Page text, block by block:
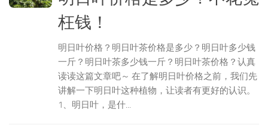
枉钱！
明日叶价格？明日叶茶价格是多少？明日叶多少钱
一斤？明日叶茶多少钱一斤？明日叶茶价格？认真
读读这篇文章吧～ 在了解明日叶价格之前，我们先
讲解一下明日叶这种植物，让读者有更好的认识。
1、明日叶，是什...